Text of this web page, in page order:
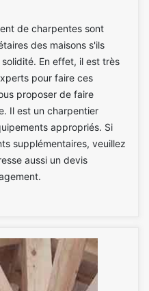
de charpentes sont
des maisons s'ils
En effet, il est très
pour faire ces
proposer de faire
Il est un charpentier
appropriés. Si
supplémentaires, veuillez
aussi un devis